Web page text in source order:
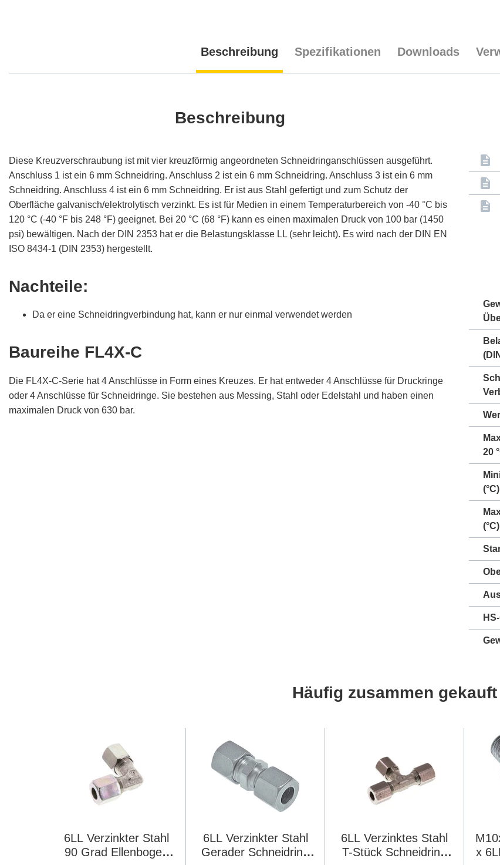
Beschreibung Spezifikationen Downloads
Beschreibung
Diese Kreuzverschraubung ist mit vier kreuzförmig angeordneten Schneidringanschlüssen ausgeführt.
Anschluss 1 ist ein 6 mm Schneidring. Anschluss 2 ist ein 6 mm Schneidring. Anschluss 3 ist ein 6 mm
Schneidring. Anschluss 4 ist ein 6 mm Schneidring. Er ist aus Stahl gefertigt und zum Schutz der
Oberfläche galvanisch/elektrolytisch verzinkt. Es ist für Medien in einem Temperaturbereich von -40 °C bis
120 °C (-40 °F bis 248 °F) geeignet. Bei 20 °C (68 °F) kann es einen maximalen Druck von 100 bar (1450
psi) bewältigen. Nach der DIN 2353 hat er die Belastungsklasse LL (sehr leicht). Es wird nach der DIN EN
ISO 8434-1 (DIN 2353) hergestellt.
Nachteile:
Da er eine Schneidringverbindung hat, kann er nur einmal verwendet werden
Baureihe FL4X-C
Die FL4X-C-Serie hat 4 Anschlüsse in Form eines Kreuzes. Er hat entweder 4 Anschlüsse für Druckringe
oder 4 Anschlüsse für Schneidringe. Sie bestehen aus Messing, Stahl oder Edelstahl und haben einen
maximalen Druck von 630 bar.
20
(°C)
(°C)
Häufig zusammen gekauft
6LL Verzinkter Stahl
90 Grad Ellenbogen
6LL Verzinkter Stahl
Gerader Schneidring
6LL Verzinktes Stahl
T-Stück Schneidring
x